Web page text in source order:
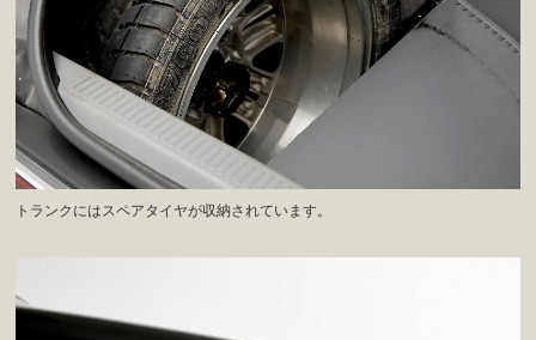
トランクにはスペアタイヤが収納されています。